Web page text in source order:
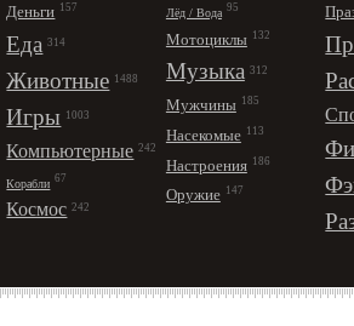
Деньги 157
Еда 314
Животные 1488
Игры 1003
Компьютерные 242
Корабли 67
Космос 242
Лёд / Вода 95
Мотоциклы 132
Музыка 312
Мужчины 185
Насекомые 113
Настроения 186
Оружие 147